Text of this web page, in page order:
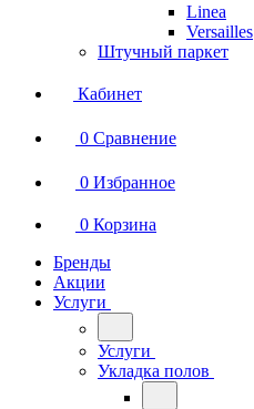
Linea
Versailles
Штучный паркет
Кабинет
0 Сравнение
0 Избранное
0 Корзина
Бренды
Акции
Услуги
Услуги
Укладка полов